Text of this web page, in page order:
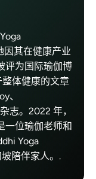
因其在健康产业
评为国际瑜伽博
体健康的文章
、
志。2022 年，
一位瑜伽老师和
Yoga
陪伴家人。.